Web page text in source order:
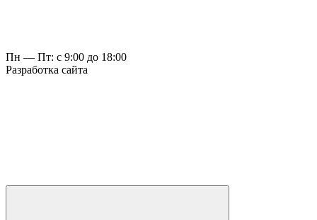
Пн — Пт: с 9:00 до 18:00
Разработка сайта